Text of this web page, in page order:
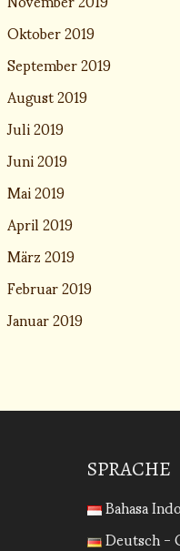
Oktober 2019
September 2019
August 2019
Juli 2019
Juni 2019
Mai 2019
April 2019
März 2019
Februar 2019
Januar 2019
SPRACHE
Bahasa
Deutsch -